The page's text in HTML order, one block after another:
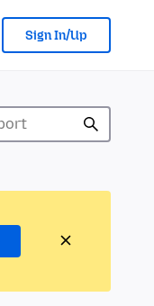
Sign In/Up